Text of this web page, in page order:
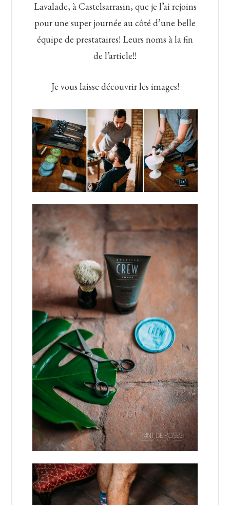
Lavalade, à Castelsarrasin, que je l’ai rejoins
pour une super journée au côté d’une belle
équipe de prestataires! Leurs noms à la fin
de l’article!!
Je vous laisse découvrir les images!